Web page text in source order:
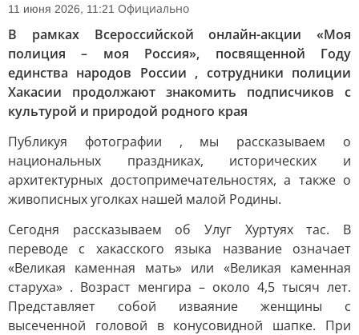
11 июня 2026, 11:21 Официально
В рамках Всероссийской онлайн-акции «Моя
полиция – моя Россия», посвященной Году
единства народов России , сотрудники полиции
Хакасии продолжают знакомить подписчиков с
культурой и природой родного края
Публикуя фотографии , мы рассказываем о
национальных праздниках, исторических и
архитектурных достопримечательностях, а также о
живописных уголках нашей малой Родины.
Сегодня рассказываем об Улуг Хуртуях тас. В
переводе с хакасского языка название означает
«Великая каменная мать» или «Великая каменная
старуха» . Возраст менгира – около 4,5 тысяч лет.
Представляет собой изваяние женщины с
высеченной головой в конусовидной шапке. При